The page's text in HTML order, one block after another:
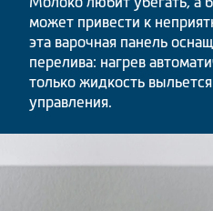
может привести к
эта варочная панель
перелива: нагрев
только жидкость
управления.